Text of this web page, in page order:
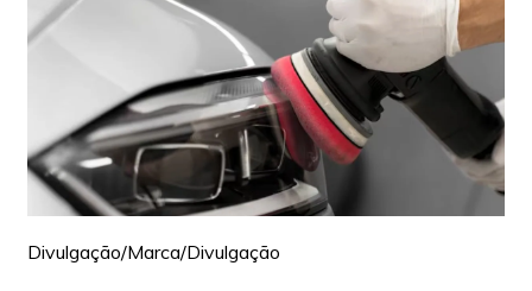
Divulgação/Marca/Divulgação